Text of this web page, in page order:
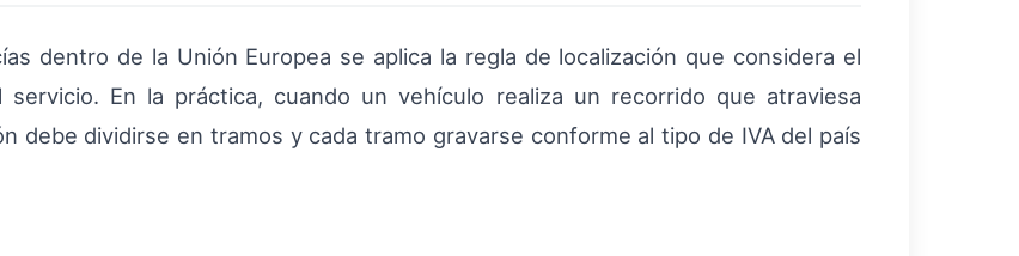
dentro de la Unión Europea se aplica la regla de localización que considera el
En la práctica, cuando un vehículo realiza un recorrido que atraviesa
debe dividirse en tramos y cada tramo gravarse conforme al tipo de IVA del país